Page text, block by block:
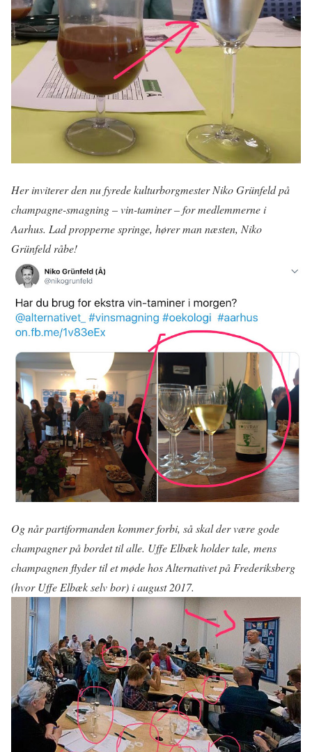
Her inviterer den nu fyrede kulturborgmester Niko Grünfeld på
champagne-smagning – vin-taminer – for medlemmerne i
Aarhus. Lad propperne springe, hører man næsten, Niko
Grünfeld råbe!
Og når partiformanden kommer forbi, så skal der være gode
champagner på bordet til alle. Uffe Elbæk holder tale, mens
champagnen flyder til et møde hos Alternativet på Frederiksberg
(hvor Uffe Elbæk selv bor) i august 2017.